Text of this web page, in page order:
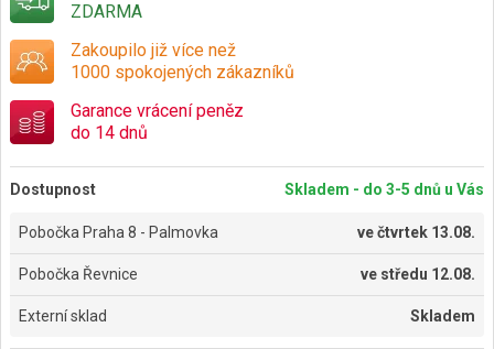
ZDARMA
Zakoupilo již více než
1000 spokojených zákazníků
Garance vrácení peněz
do 14 dnů
Dostupnost Skladem - do 3-5 dnů u Vás
Pobočka Praha 8 - Palmovka večtvrtek 13.08.
Pobočka Řevnice ve středu 12.08.
Externí sklad Skladem